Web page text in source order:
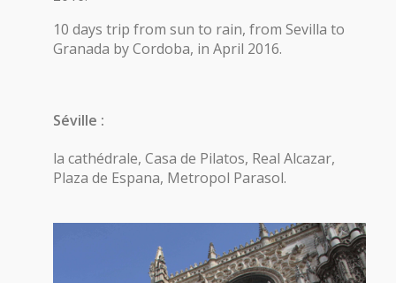
10 days trip from sun to rain, from Sevilla to
Granada by Cordoba, in April 2016.
Séville :
la cathédrale, Casa de Pilatos, Real Alcazar,
Plaza de Espana, Metropol Parasol.